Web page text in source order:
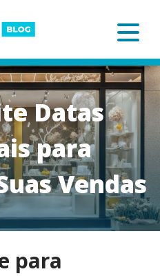
Datas
para
Vendas
para